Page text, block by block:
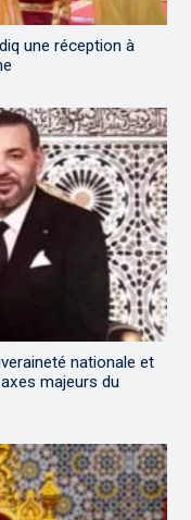
une réception à
nationale et
majeurs du